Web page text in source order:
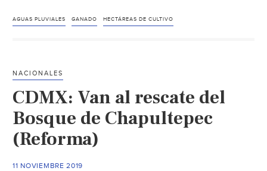
México
mdp
en
captación
de
AGUAS PLUVIALES GANADO HECTÁREAS DE CULTIVO
NACIONALES
CDMX: Van al rescate del
Bosque de Chapultepec
(Reforma)
11 NOVIEMBRE 2019